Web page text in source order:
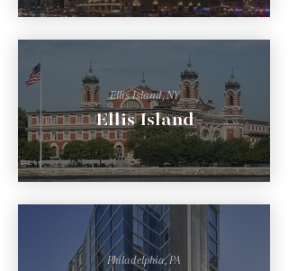
Ellis Island, NY
Ellis Island
Philadelphia, PA